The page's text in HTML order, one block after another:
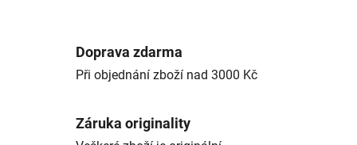
Doprava zdarma
Při objednání zboží nad 3000 Kč
Záruka originality